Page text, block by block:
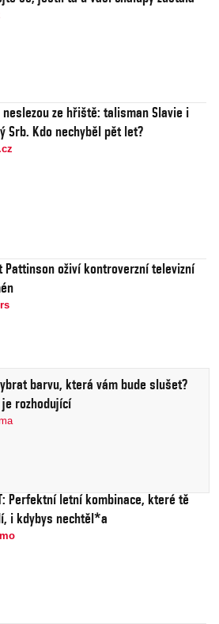
neslezou ze hřiště: talisman Slavie i
Srb. Kdo nechyběl pět let?
Pattinson oživí kontroverzní televizní
barvu, která vám bude slušet?
je rozhodující
Perfektní letní kombinace, které tě
i kdybys nechtěl*a